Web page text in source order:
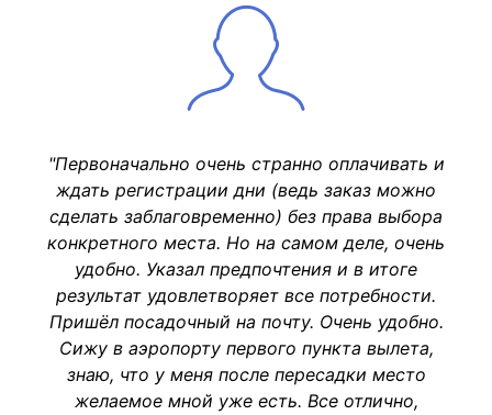
"Первоначально очень странно оплачивать и
ждать регистрации дни (ведь заказ можно
сделать заблаговременно) без права выбора
конкретного места. Но на самом деле, очень
удобно. Указал предпочтения и в итоге
результат удовлетворяет все потребности.
Пришёл посадочный на почту. Очень удобно.
Сижу в аэропорту первого пункта вылета,
знаю, что у меня после пересадки место
желаемое мной уже есть. Все отлично,